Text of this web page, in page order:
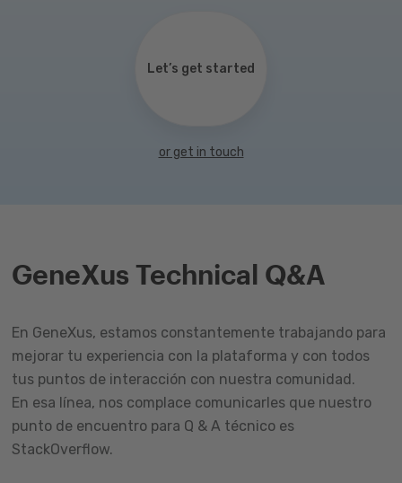
Let’s get started
or get in touch
GeneXus Technical Q&A
En GeneXus, estamos constantemente trabajando para
mejorar tu experiencia con la plataforma y con todos
tus puntos de interacción con nuestra comunidad.
En esa línea, nos complace comunicarles que nuestro
punto de encuentro para Q & A técnico es
StackOverflow.